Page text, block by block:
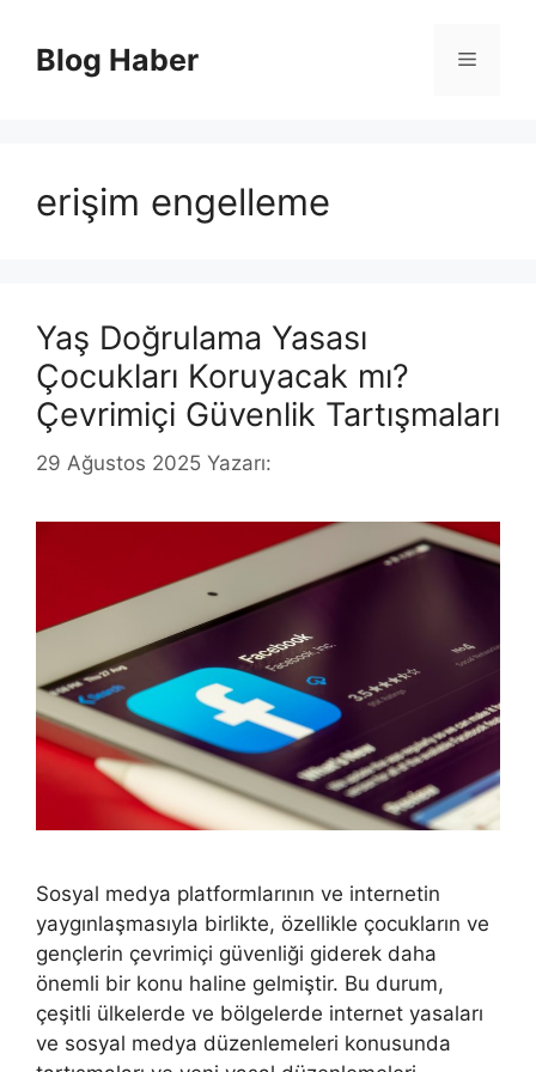
Blog Haber Menü
erişim engelleme
Yaş Doğrulama Yasası
Çocukları Koruyacak mı?
Çevrimiçi Güvenlik Tartışmaları
29 Ağustos 2025 Yazarı:
Sosyal medya platformlarının ve internetin
yaygınlaşmasıyla birlikte, özellikle çocukların ve
gençlerin çevrimiçi güvenliği giderek daha
önemli bir konu haline gelmiştir. Bu durum,
çeşitli ülkelerde ve bölgelerde internet yasaları
ve sosyal medya düzenlemeleri konusunda